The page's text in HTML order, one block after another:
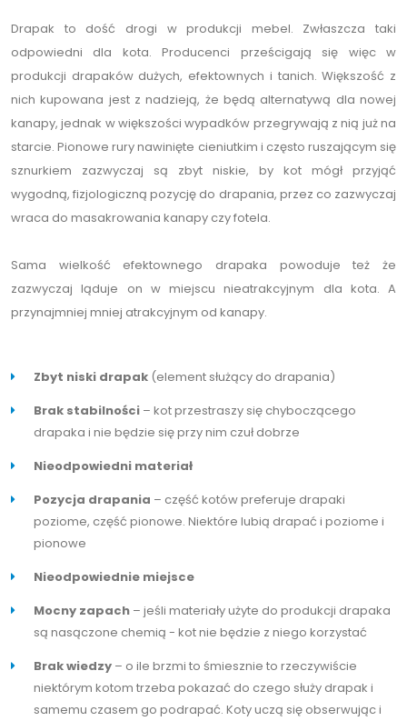
Drapak to dość drogi w produkcji mebel. Zwłaszcza taki
odpowiedni dla kota. Producenci prześcigają się więc w
produkcji drapaków dużych, efektownych i tanich. Większość z
nich kupowana jest z nadzieją, że będą alternatywą dla nowej
kanapy, jednak w większości wypadków przegrywają z nią już na
starcie. Pionowe rury nawinięte cieniutkim i często ruszającym się
sznurkiem zazwyczaj są zbyt niskie, by kot mógł przyjąć
wygodną, fizjologiczną pozycję do drapania, przez co zazwyczaj
wraca do masakrowania kanapy czy fotela.
Sama wielkość efektownego drapaka powoduje też że
zazwyczaj ląduje on w miejscu nieatrakcyjnym dla kota. A
przynajmniej mniej atrakcyjnym od kanapy.
Zbyt niski drapak (element służący do drapania)
Brak stabilności – kot przestraszy się chyboczącego
drapaka i nie będzie się przy nim czuł dobrze
Nieodpowiedni materiał
Pozycja drapania – część kotów preferuje drapaki
poziome, część pionowe. Niektóre lubią drapać i poziome i
pionowe
Nieodpowiednie miejsce
Mocny zapach – jeśli materiały użyte do produkcji drapaka
są nasączone chemią - kot nie będzie z niego korzystać
Brak wiedzy – o ile brzmi to śmiesznie to rzeczywiście
niektórym kotom trzeba pokazać do czego służy drapak i
samemu czasem go podrapać. Koty uczą się obserwując i